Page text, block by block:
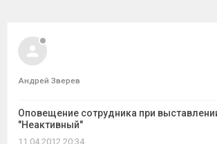
темы
Андрей Зверев
Оповещение сотрудника при
"Неактивный"
11.04.2012 20:34